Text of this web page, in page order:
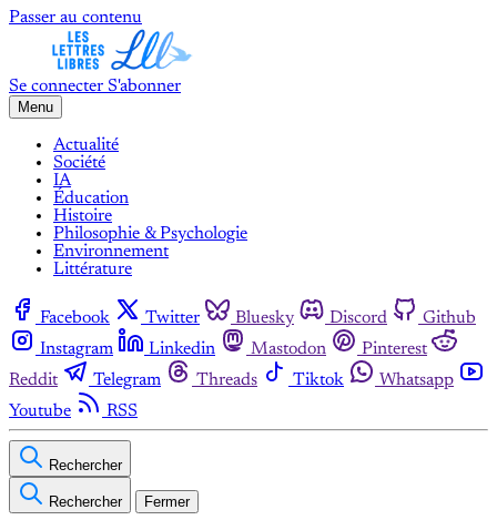
Passer au contenu
Se connecter S'abonner
Menu
Actualité
Société
IA
Éducation
Histoire
Philosophie & Psychologie
Environnement
Littérature
Facebook Twitter Bluesky Discord
Github
Instagram
Linkedin Mastodon
Pinterest
Reddit
Telegram Threads Tiktok
Whatsapp
Youtube
RSS
Rechercher
Rechercher Fermer